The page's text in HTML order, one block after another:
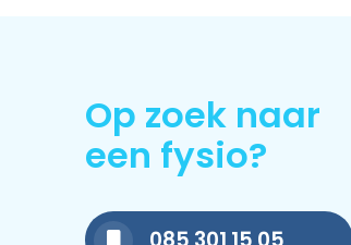
Op zoek naar
een fysio?